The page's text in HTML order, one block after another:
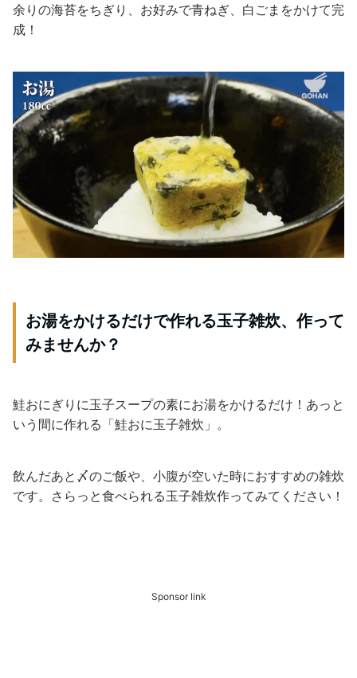
余りの海苔をちぎり、お好みで青ねぎ、白ごまをかけて完
成！
お湯をかけるだけで作れる玉子雑炊、作って
みませんか？
鮭おにぎりに玉子スープの素にお湯をかけるだけ！あっと
いう間に作れる「鮭おに玉子雑炊」。
飲んだあと〆のご飯や、小腹が空いた時におすすめの雑炊
です。さらっと食べられる玉子雑炊作ってみてください！
Sponsor link